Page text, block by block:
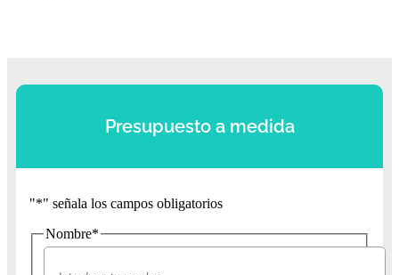
Presupuesto a medida
"*" señala los campos obligatorios
Nombre*